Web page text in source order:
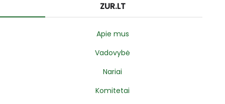
ZUR.LT
Apie mus
Vadovybė
Nariai
Komitetai